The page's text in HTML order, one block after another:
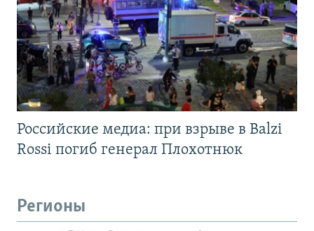
Российские медиа: при взрыве в Balzi
Rossi погиб генерал Плохотнюк
Регионы